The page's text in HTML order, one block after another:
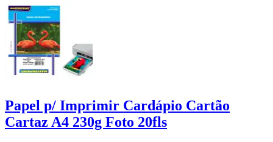
Papel p/ Imprimir Cardápio Cartão
Cartaz A4 230g Foto 20fls